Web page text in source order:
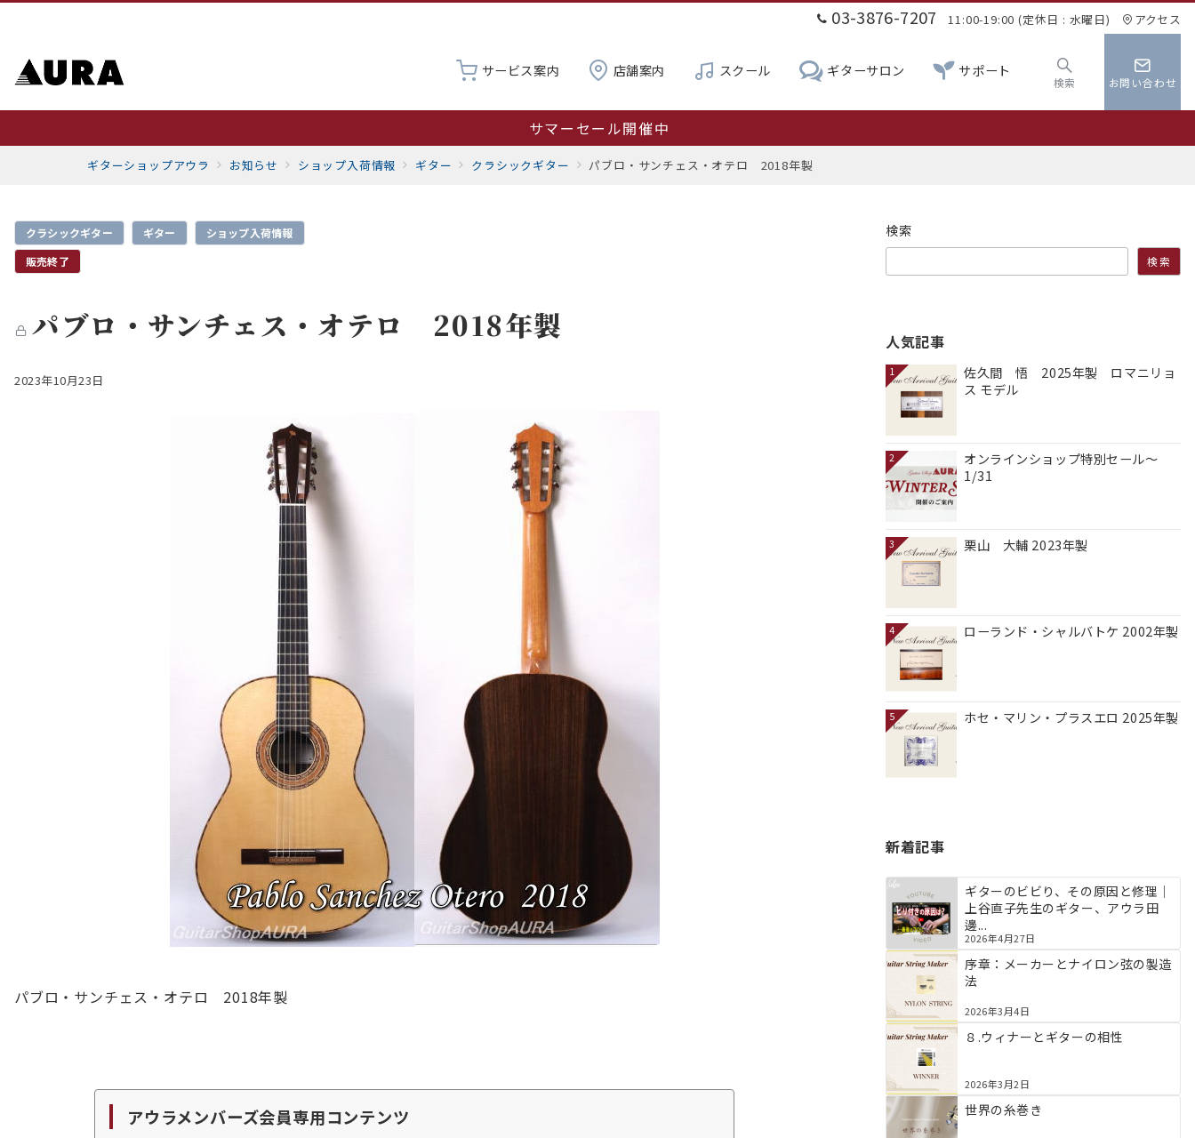
03-3876-7207 11:00-19:00 (定休日 : 水曜日) アクセス
サービス案内 店舗案内 スクール ギターサロン サポート
検索 お問い合わせ
営業時間変更のお知らせ：8月8日（土）は11:00～16:00
夏季休業 8月19日～23日
ギターショップアウラ お知らせ ショップ入荷情報 ギター クラシックギター パブロ・サンチェス・オテロ 2018年製
クラシックギター ギター
ショップ入荷情報
販売終了
パブロ・サンチェス・オテロ 2018年製
2023年10月23日
パブロ・サンチェス・オテロ 2018年製
アウラメンバーズ会員専用コンテンツ
検索
検索
人気記事
1
佐久間 悟 2025年製 ロマニリョ
ス モデル
2
オンラインショップ特別セール～
1/31
3 栗山 大輔 2023年製
4 ローランド・シャルバトケ 2002年製
5 ホセ・マリン・プラスエロ 2025年製
新着記事
ギターのビビり、その原因と修理｜
上谷直子先生のギター、アウラ田
邊...
2026年4月27日
序章：メーカーとナイロン弦の製造
法
2026年3月4日
８.ウィナーとギターの相性
2026年3月2日
世界の糸巻き